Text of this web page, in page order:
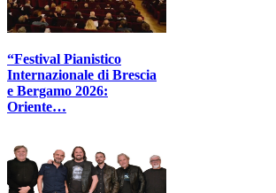
“Festival Pianistico
Internazionale di Brescia
e Bergamo 2026:
Oriente…